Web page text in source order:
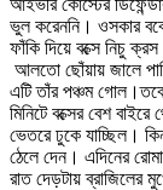
আইভরি কোস্টের
ভুল করেননি। ওসকার
ফাঁকি দিয়ে বক্সে নিচু
আলতো ছোঁয়ায় জালে
এটি তাঁর পঞ্চম
মিনিটে বক্সের বেশ
ভেতরে ঢুকে যাচ্ছিল।
ঠেলে দেন। এদিনের
রাত দেড়টায় ব্রাজিলের